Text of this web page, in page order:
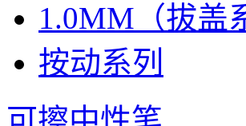
1.0MM（拔盖
按动系列